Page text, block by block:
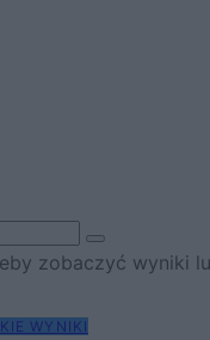
zobaczyć wyniki
WYNIKI